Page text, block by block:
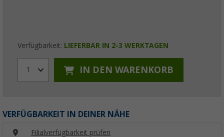
Verfügbarkeit: LIEFERBAR IN 2-3 WERKTAGEN
1 IN DEN WARENKORB
VERFÜGBARKEIT IN DEINER NÄHE
Filialverfügbarkeit prüfen